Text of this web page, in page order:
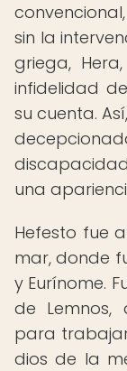
sin la
griega,
infidelidad
su cuenta.
una
Hefesto fue
mar, donde
y Eurínome.
de Lemnos,
para
dios de la